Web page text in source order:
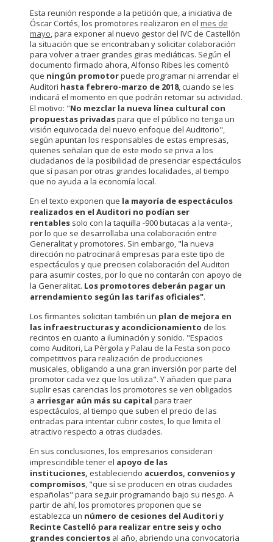
Esta reunión responde a la petición que, a iniciativa de
Óscar Cortés, los promotores realizaron en el mes de
mayo, para exponer al nuevo gestor del IVC de Castellón
la situación que se encontraban y solicitar colaboración
para volver a traer grandes giras mediáticas. Según el
documento firmado ahora, Alfonso Ribes les comentó
que ningún promotorpuede programar ni arrendar el
Auditori hasta febrero-marzo de 2018, cuando se les
indicará el momento en que podrán retomar su actividad.
El motivo: "No mezclar la nueva línea cultural con
propuestas privadaspara que el público no tenga un
visión equivocada del nuevo enfoque del Auditorio",
según apuntan los responsables de estas empresas,
quienes señalan que de este modo se priva a los
ciudadanos de la posibilidad de presenciar espectáculos
que sí pasan por otras grandes localidades, al tiempo
que no ayuda a la economía local.
En el texto exponen que la mayoría de espectáculos
realizados en el Auditori no podían ser
rentables solo con la taquilla -900 butacas a la venta-,
por lo que se desarrollaba una colaboración entre
Generalitat y promotores. Sin embargo, "la nueva
dirección no patrocinará empresas para este tipo de
espectáculos y que precisen colaboración del Auditori
para asumir costes, por lo que no contarán con apoyo de
la Generalitat. Los promotores deberán pagar un
arrendamiento según las tarifas oficiales".
Los firmantes solicitan también un plan de mejora en
las infraestructuras y acondicionamiento de los
recintos en cuanto a iluminación y sonido. "Espacios
como Auditori, La Pèrgola y Palau de la Festa son poco
competitivos para realización de producciones
musicales, obligando a una gran inversión por parte del
promotor cada vez que los utiliza". Y añaden que para
suplir esas carencias los promotores se ven obligados
a arriesgar aún más su capital para traer
espectáculos, al tiempo que suben el precio de las
entradas para intentar cubrir costes, lo que limita el
atractivo respecto a otras ciudades.
En sus conclusiones, los empresarios consideran
imprescindible tener el apoyo de las
instituciones, estableciendo acuerdos, convenios y
compromisos, "que sí se producen en otras ciudades
españolas" para seguir programando bajo su riesgo. A
partir de ahí, los promotores proponen que se
establezca un número de cesiones del Auditori y
Recinte Castelló para realizar entre seis y ocho
grandes conciertos al año, abriendo una convocatoria